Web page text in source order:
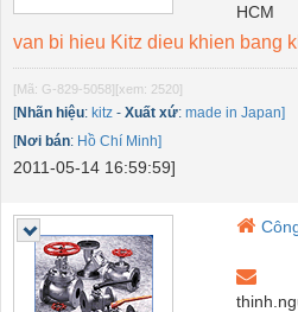
HCM
van bi hieu Kitz dieu khien bang
[Mã: G-829-5058][xem: 2520]
[Nhãn hiệu: kitz - Xuất xứ: made in Japan]
[Nơi bán: Hồ Chí Minh]
2011-05-14 16:59:59]